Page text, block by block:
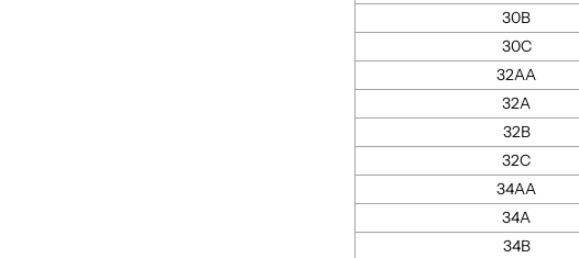
30B
30C
32AA
32A
32B
32C
34AA
34A
34B